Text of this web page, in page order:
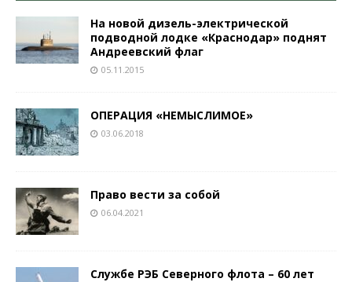
На новой дизель-электрической
подводной лодке «Краснодар» поднят
Андреевский флаг
05.11.2015
ОПЕРАЦИЯ «НЕМЫСЛИМОЕ»
03.06.2018
Право вести за собой
06.04.2021
Службе РЭБ Северного флота – 60 лет